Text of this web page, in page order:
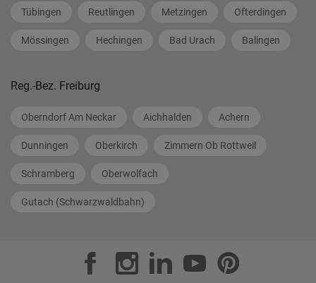
Tübingen Reutlingen Metzingen Ofterdingen
Mössingen Hechingen Bad Urach Balingen
Reg.-Bez. Freiburg
Oberndorf Am Neckar Aichhalden Achern
Dunningen Oberkirch Zimmern Ob Rottweil
Schramberg Oberwolfach
Gutach (Schwarzwaldbahn)